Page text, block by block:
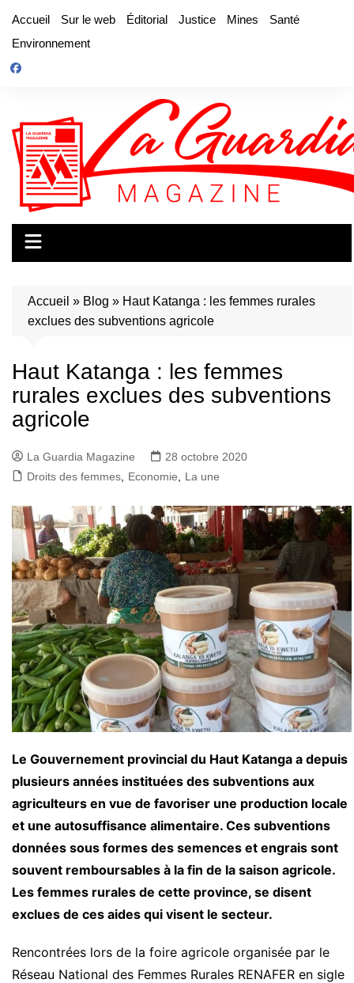
contenu
Accueil Sur le web Éditorial Justice Mines
Santé
Environnement
Accueil » Blog » Haut Katanga : les femmes rurales
exclues des subventions agricole
Haut Katanga : les femmes
rurales exclues des subventions
agricole
La Guardia Magazine
28 octobre 2020
Droits des femmes
Economie La une
Le Gouvernement provincial du Haut Katanga a depuis
plusieurs années instituées des subventions aux
agriculteurs en vue de favoriser une production locale
et une autosuffisance alimentaire. Ces subventions
données sous formes des semences et engrais sont
souvent remboursables à la fin de la saison agricole.
Les femmes rurales de cette province, se disent
exclues de ces aides qui visent le secteur.
Rencontrées lors de la foire agricole organisée par le
Réseau National des Femmes Rurales RENAFER en sigle